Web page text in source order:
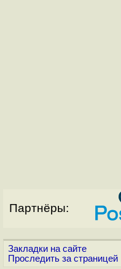
Партнёры:
Закладки на сайте
Проследить за страницей